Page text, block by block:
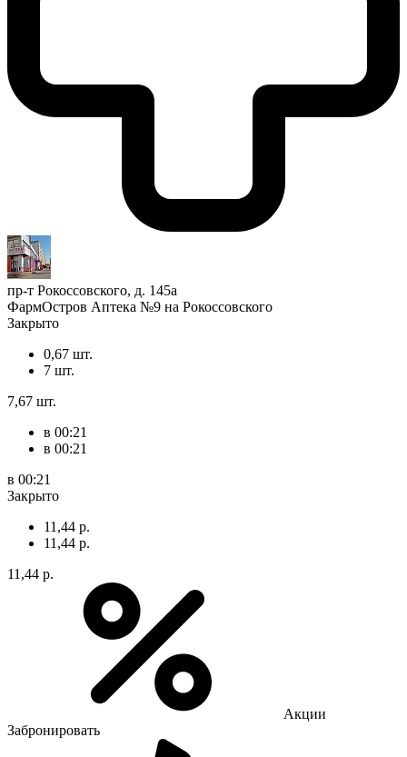
пр-т Рокоссовского, д. 145а
ФармОстров Аптека №9 на Рокоссовского
Закрыто
0,67 шт.
7 шт.
7,67 шт.
в 00:21
в 00:21
в 00:21
Закрыто
11,44 р.
11,44 р.
11,44 р.
Акции
Забронировать